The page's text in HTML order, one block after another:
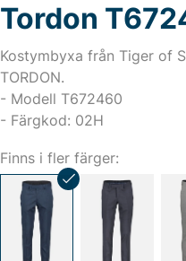
Tordon
Kostymbyxa från Tiger of
TORDON.
- Modell T672460
- Färgkod: 02H
Finns i fler färger: